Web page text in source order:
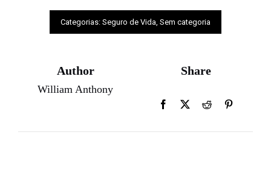
Categorias: Seguro de Vida, Sem categoria
Author
William Anthony
Share